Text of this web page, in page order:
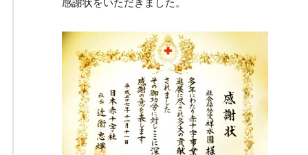
感謝状をいただきました。